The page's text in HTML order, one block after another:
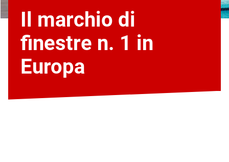
Il marchio di
finestre n. 1 in
Europa